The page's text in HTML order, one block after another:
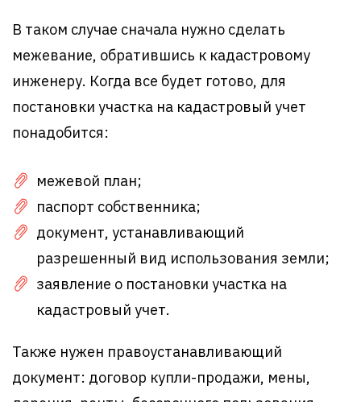
В таком случае сначала нужно сделать
межевание, обратившись к кадастровому
инженеру. Когда все будет готово, для
постановки участка на кадастровый учет
понадобится:
межевой план;
паспорт собственника;
документ, устанавливающий
разрешенный вид использования земли;
заявление о постановки участка на
кадастровый учет.
Также нужен правоустанавливающий
документ: договор купли-продажи, мены,